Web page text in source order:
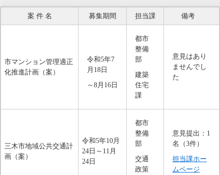
案 件 名 募集期間 担当課 備考
市マンション管理適正
化推進計画（案）
令和5年7
月18日
～8月16日
都市
整備
部
建築
住宅
課
意見はあり
ませんでし
た
三木市地域公共交通計
画（案）
令和5年10月
24日～11月
24日
都市
整備
部
交通
政策
意見提出：1
名（3件）
担当課ホー
ムページ